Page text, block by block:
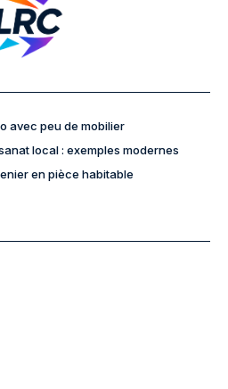
avec peu de mobilier
local : exemples modernes
en pièce habitable